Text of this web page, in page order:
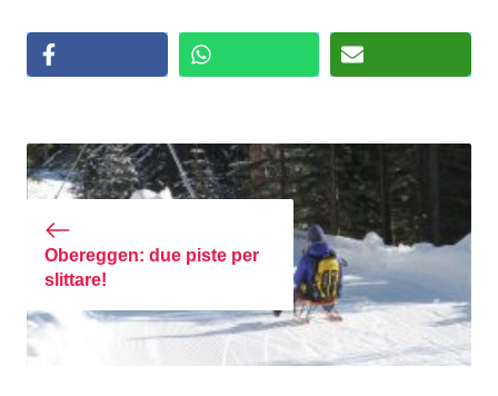
Obereggen: due piste per
slittare!